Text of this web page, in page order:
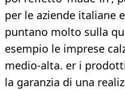
per le aziende italiane
puntano molto sulla
esempio le imprese
medio-alta. er i
la garanzia di una